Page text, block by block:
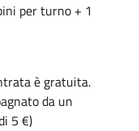
per turno + 1
è gratuita.
da un
5 €)